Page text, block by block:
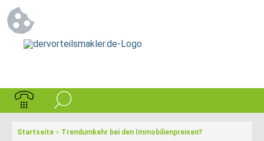
Startseite > Trendumkehr bei den Immobilienpreisen?